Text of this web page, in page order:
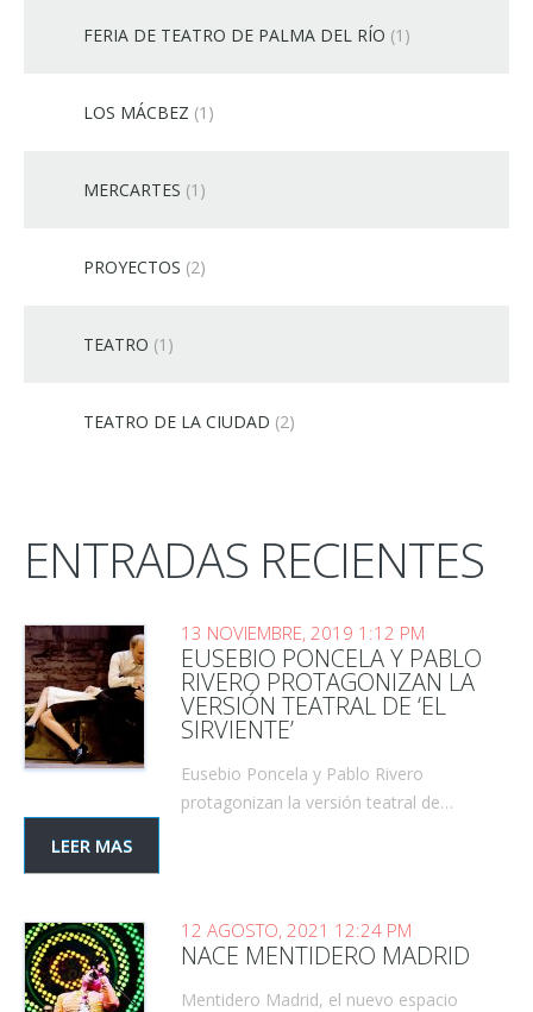
FERIA DE TEATRO DE PALMA DEL RÍO (1)
LOS MÁCBEZ (1)
MERCARTES (1)
PROYECTOS (2)
TEATRO (1)
TEATRO DE LA CIUDAD (2)
ENTRADAS RECIENTES
13 NOVIEMBRE, 2019 1:12 PM
EUSEBIO PONCELA Y PABLO
RIVERO PROTAGONIZAN LA
VERSIÓN TEATRAL DE ‘EL
SIRVIENTE’
Eusebio Poncela y Pablo Rivero
protagonizan la versión teatral de…
LEER MAS
12 AGOSTO, 2021 12:24 PM
NACE MENTIDERO MADRID
Mentidero Madrid, el nuevo espacio